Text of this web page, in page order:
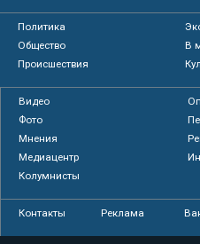
Политика
Общество
В
Происшествия
Видео
Фото
Мнения
Медиацентр
Колумнисты
Контакты Реклама